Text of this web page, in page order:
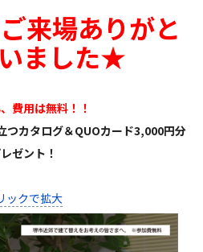
来場ありがと
ました★
費用は無料！！
つカタログ＆QUOカード3,000円分
ゼント！
ックで拡大